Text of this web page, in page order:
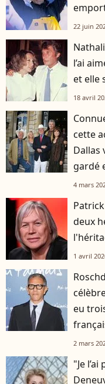
22 juin
l’ai
et elle
18 avril
cette
Dallas
gardé
4 mars
deux
1 avril
eu
2 mars
"Je